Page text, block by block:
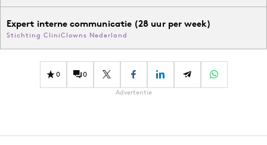
Expert interne communicatie (28 uur per week)
Stichting CliniClowns Nederland
0 0
Advertentie